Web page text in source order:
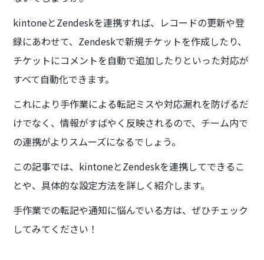
kintoneとZendeskを連携すれば、レコードの更新や登
録にあわせて、Zendeskで新規チケットを作成したり、
チケットにコメントを自動で追加したりといった対応が
すべて自動化できます。
これにより手作業による転記ミスや対応漏れを防げるだ
けでなく、情報がすばやく反映されるので、チーム内で
の連携がよりスムーズになるでしょう。
この記事では、kintoneとZendeskを連携してできるこ
とや、具体的な設定方法を詳しく紹介します。
手作業での転記や通知に悩んでいる方は、ぜひチェック
してみてください！